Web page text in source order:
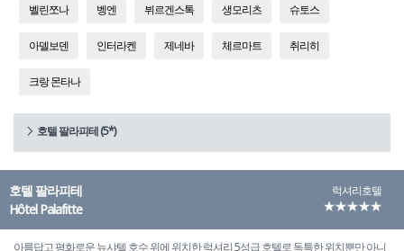
벨린쪼나 벵엔 뷔르겐스톡 생모리츠 슈토스
아델보덴 인터라켄 제네바 체르마트 취리히
크랑 몬타나
호텔 팔라피테 (5*)
호텔 팔라피테
Hôtel Palafitte
럭셔리호텔
★★★★★
아름답고 평화로운 뉴샤텔 호수 위에 위치한 럭셔리 5성급 호텔로 독특한 위치뿐만 아니